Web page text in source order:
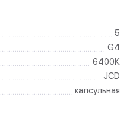
5
G4
6400К
JCD
капсульная